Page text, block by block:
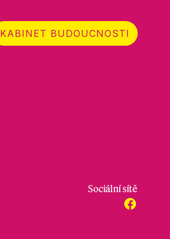
KABINET BUDOUCNOSTI
Sociální sítě